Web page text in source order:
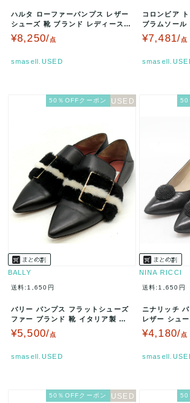
ハルタ ローファーパンプス レザー
シューズ 靴 ブランド レディース 2
3.5サイズ ブラック H…
¥8,250/点
smasell.USED
コロンビア
ブラムソール
靴 レディー
¥7,481/点
50％OFFクーポン
BALLY
送料:1,650円
バリー パンプス フラットシューズ
ファー ブランド 靴 イタリア製 黒
レディース 36サイズ ブ…
¥5,500/点
smasell.USED
50
NINA RICCI
送料:1,650円
ニナリッチ
レザー シュ
ィース 36サ
¥4,180/点
50％OFFクーポン 50